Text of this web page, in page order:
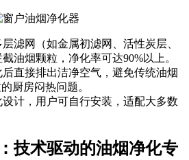
滤网（如金属初滤网、活性炭层、
油烟颗粒，净化率可达90%以上。
后直接排出洁净空气，避免传统油烟
厨房闷热问题。
设计，用户可自行安装，适配大多数
技术驱动的油烟净化专